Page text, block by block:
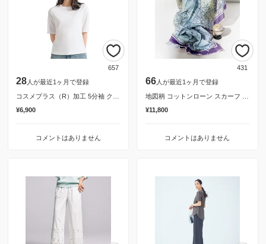
657
28 人が最近1ヶ月で登録
¥6,900
コメントはありません
431
66人が最近1ヶ月で登録
¥11,800
コメントはありません